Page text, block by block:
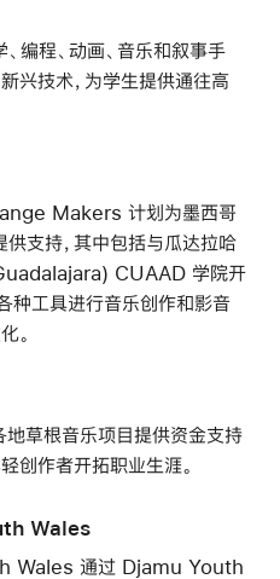
编程、动画、音乐和叙事手
兴技术，为学生提供通往高
Makers 计划为墨西哥
支持，其中包括与瓜达拉哈
CUAAD 学院开
种工具进行音乐创作和影音
。
草根音乐项目提供资金支持
创作者开拓职业生涯。
Wales
Wales 通过 Djamu Youth